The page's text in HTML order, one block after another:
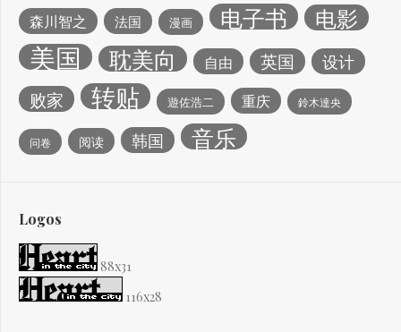
森川智之 法国 漫画 电子书 电影
美国 耽美向 自由 英国 设计
败家 转贴 遊佐浩二 重庆 鈴木達央
问卷 阅读 韩国 音乐
Logos
88x31
116x28